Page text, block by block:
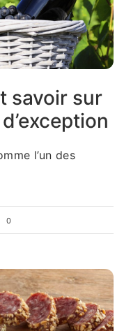
savoir sur
l’un des
0